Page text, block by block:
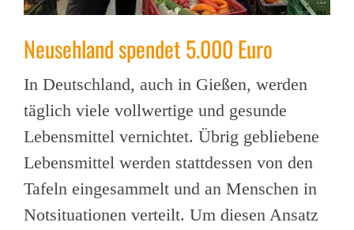
Neusehland spendet 5.000 Euro
In Deutschland, auch in Gießen, werden
täglich viele vollwertige und gesunde
Lebensmittel vernichtet. Übrig gebliebene
Lebensmittel werden stattdessen von den
Tafeln eingesammelt und an Menschen in
Notsituationen verteilt. Um diesen Ansatz